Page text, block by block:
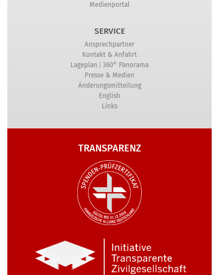
Medienportal
SERVICE
Ansprechpartner
Kontakt & Anfahrt
Lageplan | 360° Panorama
Presse & Medien
Änderungsmitteilung
English
Links
TRANSPARENZ